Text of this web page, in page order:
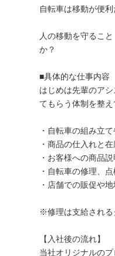
自転車は移動が便
人の移動を守るこ
か？
■具体的な仕事内容
はじめは先輩のア
てもらう体制を整え
・自転車の組み立
・商品の仕入れと
・お客様への商品
・自転車の修理、
・店舗での販促や
※修理は支給される
【入社後の流れ】
当社オリジナルの